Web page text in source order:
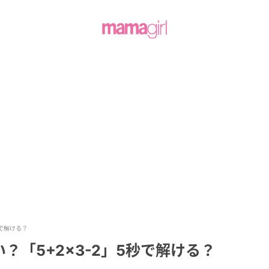
解ける？
？「5+2×3-2」5秒で解ける？